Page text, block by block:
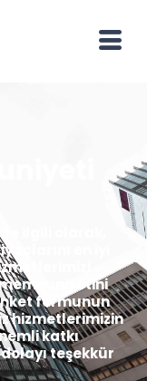
ilgili olarak,
en iyi
formunun
hizmetlerimizin
katkı
teşekkür